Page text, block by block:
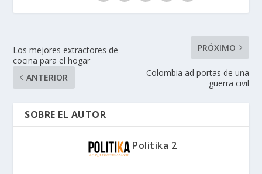
Los mejores extractores de
cocina para el hogar
ANTERIOR
PRÓXIMO
Colombia ad portas de una
guerra civil
SOBRE EL AUTOR
Politika 2